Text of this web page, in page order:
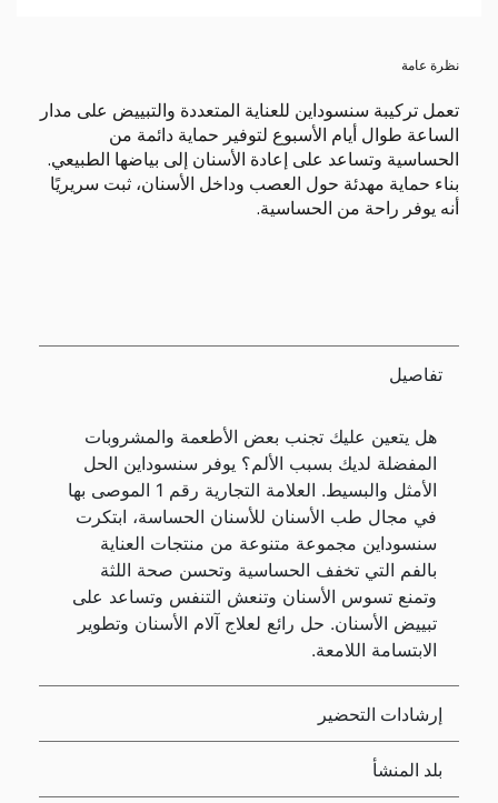
نظرة عامة
تعمل تركيبة سنسوداين للعناية المتعددة والتبييض على مدار
الساعة طوال أيام الأسبوع لتوفير حماية دائمة من
الحساسية وتساعد على إعادة الأسنان إلى بياضها الطبيعي.
بناء حماية مهدئة حول العصب وداخل الأسنان، ثبت سريريًا
أنه يوفر راحة من الحساسية.
تفاصيل
هل يتعين عليك تجنب بعض الأطعمة والمشروبات
المفضلة لديك بسبب الألم؟ يوفر سنسوداين الحل
الأمثل والبسيط. العلامة التجارية رقم 1 الموصى بها
في مجال طب الأسنان للأسنان الحساسة، ابتكرت
سنسوداين مجموعة متنوعة من منتجات العناية
بالفم التي تخفف الحساسية وتحسن صحة اللثة
وتمنع تسوس الأسنان وتنعش التنفس وتساعد على
تبييض الأسنان. حل رائع لعلاج آلام الأسنان وتطوير
الابتسامة اللامعة.
إرشادات التحضير
بلد المنشأ